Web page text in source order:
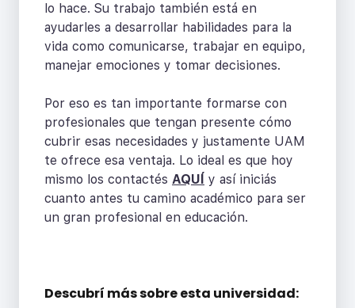
lo hace. Su trabajo también está en
ayudarles a desarrollar habilidades para la
vida como comunicarse, trabajar en equipo,
manejar emociones y tomar decisiones.
Por eso es tan importante formarse con
profesionales que tengan presente cómo
cubrir esas necesidades y justamente UAM
te ofrece esa ventaja. Lo ideal es que hoy
mismo los contactés AQUÍ y así iniciás
cuanto antes tu camino académico para ser
un gran profesional en educación.
Descubrí más sobreesta universidad: